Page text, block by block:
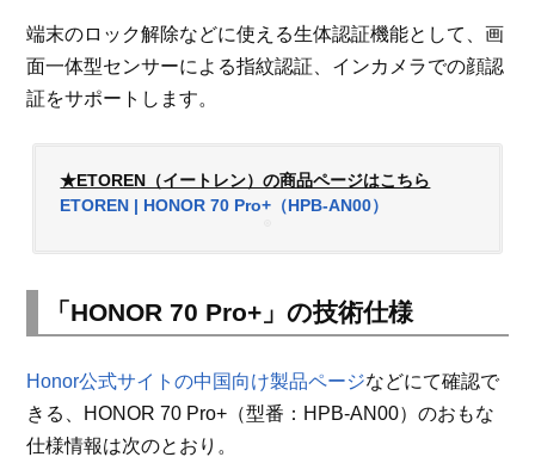
端末のロック解除などに使える生体認証機能として、画
面一体型センサーによる指紋認証、インカメラでの顔認
証をサポートします。
★ETOREN（イートレン）の商品ページはこちら
ETOREN | HONOR 70 Pro+（HPB-AN00）
「HONOR 70 Pro+」の技術仕様
Honor公式サイトの中国向け製品ページなどにて確認で
きる、HONOR 70 Pro+（型番：HPB-AN00）のおもな
仕様情報は次のとおり。